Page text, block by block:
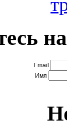
Email
Имя